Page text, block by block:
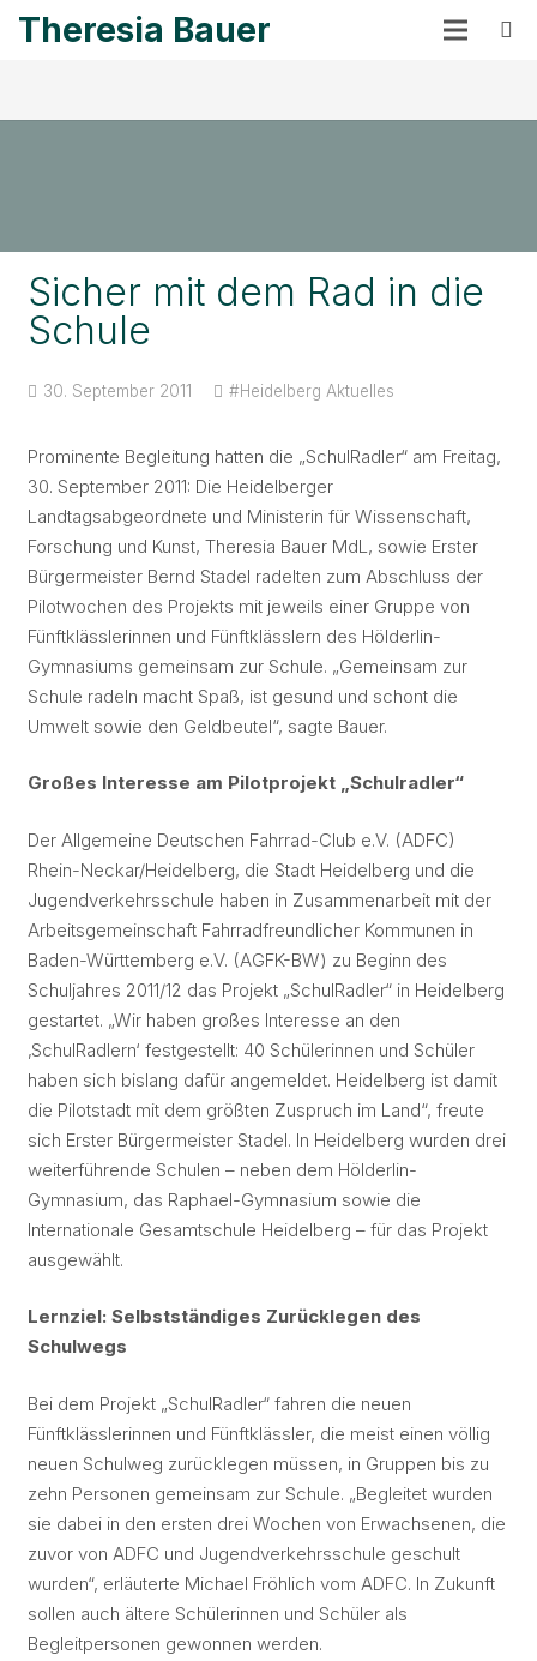
Theresia Bauer
Sicher mit dem Rad in die
Schule
30. September 2011 #Heidelberg Aktuelles
Prominente Begleitung hatten die „SchulRadler“ am Freitag,
30. September 2011: Die Heidelberger
Landtagsabgeordnete und Ministerin für Wissenschaft,
Forschung und Kunst, Theresia Bauer MdL, sowie Erster
Bürgermeister Bernd Stadel radelten zum Abschluss der
Pilotwochen des Projekts mit jeweils einer Gruppe von
Fünftklässlerinnen und Fünftklässlern des Hölderlin-
Gymnasiums gemeinsam zur Schule. „Gemeinsam zur
Schule radeln macht Spaß, ist gesund und schont die
Umwelt sowie den Geldbeutel“, sagte Bauer.
Großes Interesse am Pilotprojekt „Schulradler“
Der Allgemeine Deutschen Fahrrad-Club e.V. (ADFC)
Rhein-Neckar/Heidelberg, die Stadt Heidelberg und die
Jugendverkehrsschule haben in Zusammenarbeit mit der
Arbeitsgemeinschaft Fahrradfreundlicher Kommunen in
Baden-Württemberg e.V. (AGFK-BW) zu Beginn des
Schuljahres 2011/12 das Projekt „SchulRadler“ in Heidelberg
gestartet. „Wir haben großes Interesse an den
‚SchulRadlern‘ festgestellt: 40 Schülerinnen und Schüler
haben sich bislang dafür angemeldet. Heidelberg ist damit
die Pilotstadt mit dem größten Zuspruch im Land“, freute
sich Erster Bürgermeister Stadel. In Heidelberg wurden drei
weiterführende Schulen – neben dem Hölderlin-
Gymnasium, das Raphael-Gymnasium sowie die
Internationale Gesamtschule Heidelberg – für das Projekt
ausgewählt.
Lernziel: Selbstständiges Zurücklegen des
Schulwegs
Bei dem Projekt „SchulRadler“ fahren die neuen
Fünftklässlerinnen und Fünftklässler, die meist einen völlig
neuen Schulweg zurücklegen müssen, in Gruppen bis zu
zehn Personen gemeinsam zur Schule. „Begleitet wurden
sie dabei in den ersten drei Wochen von Erwachsenen, die
zuvor von ADFC und Jugendverkehrsschule geschult
wurden“, erläuterte Michael Fröhlich vom ADFC. In Zukunft
sollen auch ältere Schülerinnen und Schüler als
Begleitpersonen gewonnen werden.